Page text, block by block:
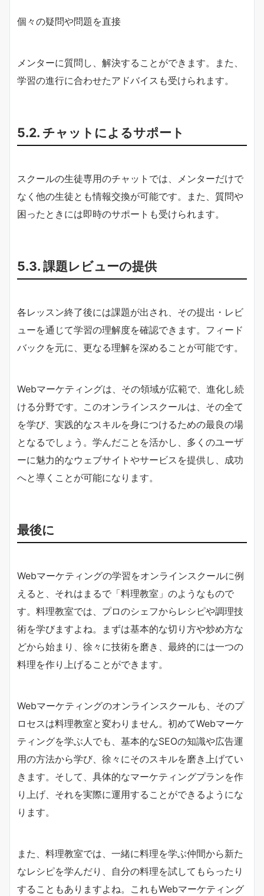
個々の疑問や問題を直接
メンターに質問し、解決することができます。また、
学習の進行に合わせたアドバイスも受けられます。
5.2. チャットによるサポート
スクールの生徒専用のチャットでは、メンターだけで
なく他の生徒とも情報交換が可能です。また、質問や
困ったときには即時のサポートも受けられます。
5.3. 課題レビューの提供
各レッスン終了後には課題が出され、その提出・レビ
ューを通じて学習の理解度を確認できます。フィード
バックを元に、更なる理解を深めることが可能です。
Webマーケティングは、その領域が広範で、進化し続
ける分野です。このオンラインスクールは、その全て
を学び、実践的なスキルを身につけるための最良の場
となるでしょう。学んだことを活かし、多くのユーザ
ーに魅力的なウェブサイトやサービスを提供し、成功
へと導くことが可能になります。
最後に
Webマーケティングの学習をオンラインスクールに例
えると、それはまるで「料理教室」のようなもので
す。料理教室では、プロのシェフからレシピや調理技
術を学びますよね。まずは基本的な切り方や炒め方な
どから始まり、徐々に技術を磨き、最終的には一つの
料理を作り上げることができます。
Webマーケティングのオンラインスクールも、そのプ
ロセスは料理教室と変わりません。初めてWebマーケ
ティングを学ぶ人でも、基本的なSEOの知識や広告運
用の方法から学び、徐々にそのスキルを磨き上げてい
きます。そして、具体的なマーケティングプランを作
り上げ、それを実際に運用することができるようにな
ります。
また、料理教室では、一緒に料理を学ぶ仲間から新た
なレシピを学んだり、自分の料理を試してもらったり
することもありますよね。これもWebマーケティング